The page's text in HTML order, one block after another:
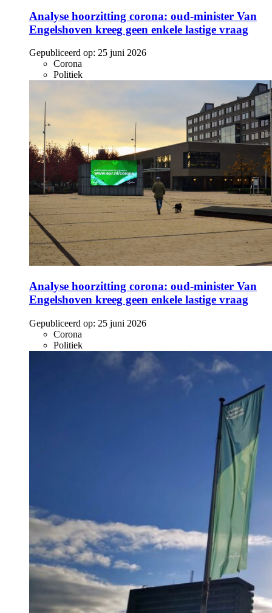
Analyse hoorzitting corona: oud-minister Van
Engelshoven kreeg geen enkele lastige vraag
Gepubliceerd op: 25 juni 2026
Corona
Politiek
Analyse hoorzitting corona: oud-minister Van
Engelshoven kreeg geen enkele lastige vraag
Gepubliceerd op: 25 juni 2026
Corona
Politiek